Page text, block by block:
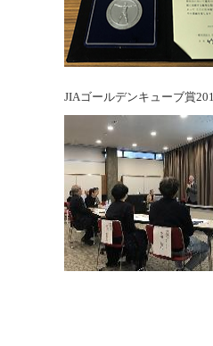
JIAゴールデンキューブ賞